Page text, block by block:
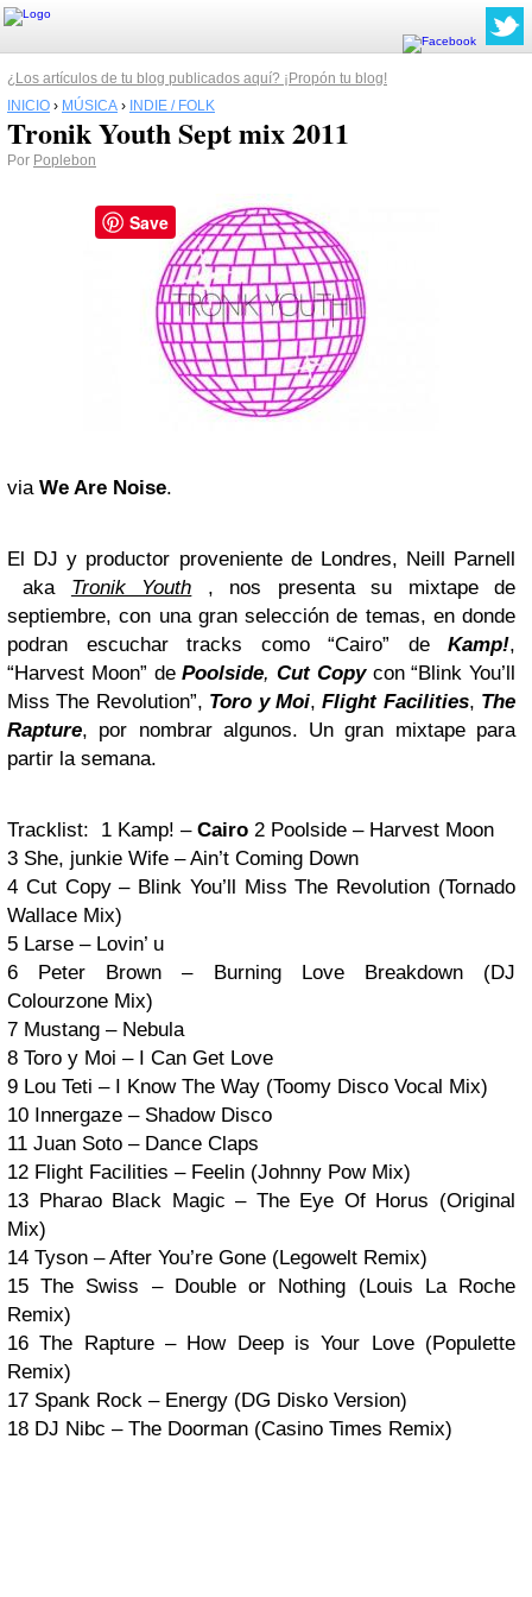
¿Los artículos de tu blog publicados aquí? ¡Propón tu blog!
INICIO › MÚSICA › INDIE / FOLK
Tronik Youth Sept mix 2011
Por Poplebon
via We Are Noise.
El DJ y productor proveniente de Londres, Neill Parnell
aka Tronik Youth , nos presenta su mixtape de
septiembre, con una gran selección de temas, en donde
podran escuchar tracks como “Cairo” de Kamp!,
“Harvest Moon” dePoolside, Cut Copycon “Blink You’ll
Miss The Revolution”, Toro y Moi,Flight Facilities, The
Rapture, por nombrar algunos. Un gran mixtape para
partir la semana.
Tracklist: 1 Kamp! – Cairo 2 Poolside – Harvest Moon
3 She, junkie Wife – Ain’t Coming Down
4 Cut Copy – Blink You’ll Miss The Revolution (Tornado
Wallace Mix)
5 Larse – Lovin’ u
6 Peter Brown – Burning Love Breakdown (DJ
Colourzone Mix)
7 Mustang – Nebula
8 Toro y Moi – I Can Get Love
9 Lou Teti – I Know The Way (Toomy Disco Vocal Mix)
10 Innergaze – Shadow Disco
11 Juan Soto – Dance Claps
12 Flight Facilities – Feelin (Johnny Pow Mix)
13 Pharao Black Magic – The Eye Of Horus (Original
Mix)
14 Tyson – After You’re Gone (Legowelt Remix)
15 The Swiss – Double or Nothing (Louis La Roche
Remix)
16 The Rapture – How Deep is Your Love (Populette
Remix)
17 Spank Rock – Energy (DG Disko Version)
18 DJ Nibc – The Doorman (Casino Times Remix)
Save